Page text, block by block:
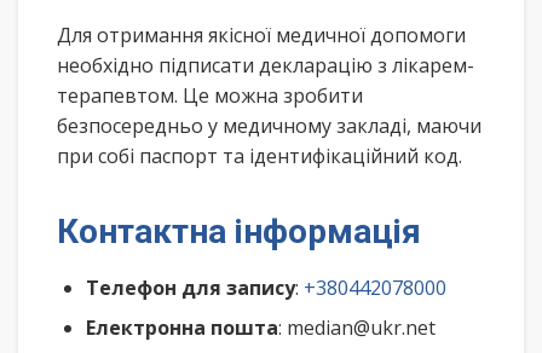
Для отримання якісної медичної допомоги
необхідно підписати декларацію з лікарем-
терапевтом. Це можна зробити
безпосередньо у медичному закладі, маючи
при собі паспорт та ідентифікаційний код.
Контактна інформація
Телефон для запису: +380442078000
Електронна пошта: median@ukr.net